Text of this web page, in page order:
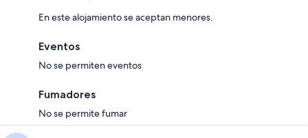
En este alojamiento se aceptan menores.
Eventos
No se permiten eventos
Fumadores
No se permite fumar